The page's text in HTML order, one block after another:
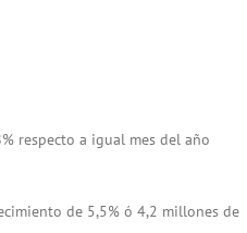
respecto a igual mes del año
de 5,5% ó 4,2 millones de